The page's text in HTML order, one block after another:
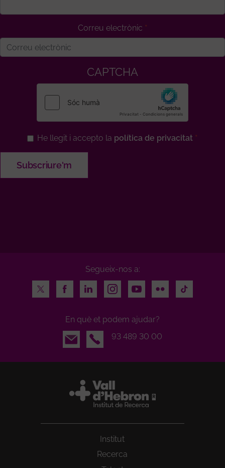
Correu electrònic
CAPTCHA
He llegit i accepto la política de privacitat
Segueix-nos a:
Twitter
FacebookLinkedInInstagramYoutubeFlickr TikTok
En què et podem ajudar?
Email
93 489 30 00
Institut
Recerca